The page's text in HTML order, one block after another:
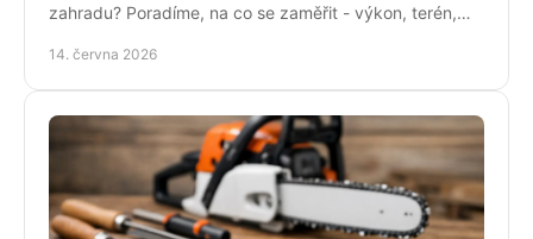
zahradu? Poradíme, na co se zaměřit - výkon, terén,
14. června 2026